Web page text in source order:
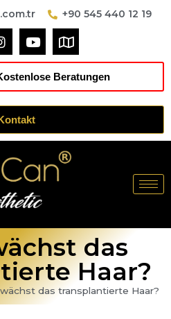
+90 545 440 12 19
Beratungen
das
Haar?
das transplantierte Haar?